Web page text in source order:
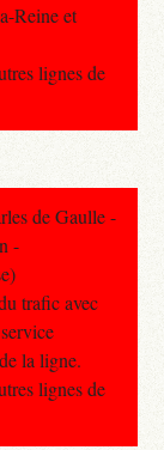
Reine et
lignes de
de Gaulle -
-
trafic avec
la ligne.
lignes de